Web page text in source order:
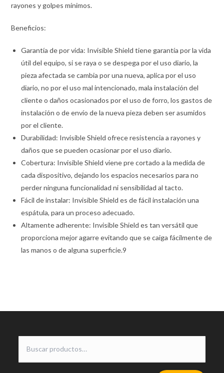
rayones y golpes mínimos.
Beneficios:
Garantía de por vida: Invisible Shield tiene garantía por la vida
útil del equipo, si se raya o se despega por el uso diario, la
pieza afectada se cambia por una nueva, aplica por el uso
diario, no por el uso mal intencionado, mala instalación del
cliente o daños ocasionados por el uso de forro, los gastos de
instalación o de envío de la nueva pieza deben ser asumidos
por el cliente.
Durabilidad: Invisible Shield ofrece resistencia a rayones y
daños que se pueden ocasionar por el uso diario.
Cobertura: Invisible Shield viene pre cortado a la medida de
cada dispositivo, dejando los espacios necesarios para no
perder ninguna funcionalidad ni sensibilidad al tacto.
Fácil de instalar: Invisible Shield es de fácil instalación una
espátula, para un proceso adecuado.
Altamente adherente: Invisible Shield es tan versátil que
proporciona mejor agarre evitando que se caiga fácilmente de
las manos o de alguna superficie.9